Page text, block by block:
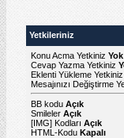
Yetkileriniz
Konu Acma Yetkiniz Yok
Cevap Yazma Yetkiniz
Eklenti Yükleme Yetkiniz
Mesajınızı Değiştirme
BB kodu Açık
Smileler Açık
[IMG] Kodları Açık
HTML-Kodu Kapalı